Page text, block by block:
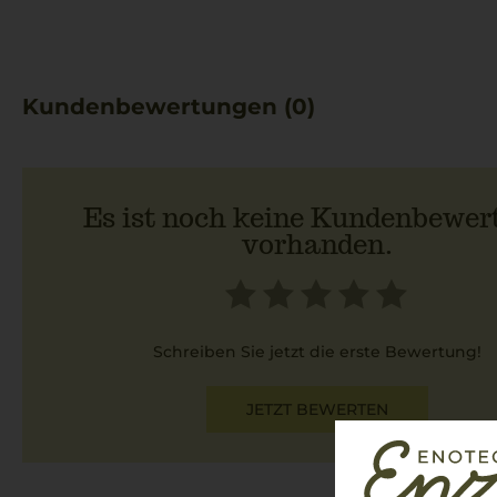
Kundenbewertungen (0)
Es ist noch keine
vorhanden.
Schreiben Sie jetzt die erste Bewertung!
JETZT BEWERTEN